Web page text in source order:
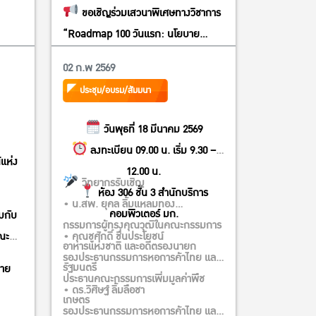
ห่ง
กับ
ะ
ย
ขอเชิญร่วมเสวนาพิเศษทางวิชาการ
“Roadmap 100 วันแรก: นโยบาย
หลังตั้งรัฐบาล” ภายใต้การประชุมวิชาการ
ครั้งที่ 64 มหาวิทยาลัยเกษตรศาสตร์
The 64th KU Annual Conference
Bridging Innovation and Society:
Toward a Smart and Sustainable
Future
02 ก.พ 2569
ประชุม/อบรม/สัมมนา
วันพุธที่ 18 มีนาคม 2569
ลงทะเบียน 09.00 น. เริ่ม 9.30 –
12.00 น.
ห้อง 306 ชั้น 3 สำนักบริการ
คอมพิวเตอร์ มก.
วิทยากรรับเชิญ
• น.สพ. ยุคล ลิ้มแหลมทอง
กรรมการผู้ทรงคุณวุฒิในคณะกรรมการ
อาหารแห่งชาติ และอดีตรองนายก
รัฐมนตรี
• คุณชูศักดิ์ ชื่นประโยชน์
รองประธานกรรมการหอการค้าไทย และ
ประธานคณะกรรมการเพิ่มมูลค่าพืช
เกษตร
• ดร.วิศิษฐ์ ลิ้มลือชา
รองประธานกรรมการหอการค้าไทย และ